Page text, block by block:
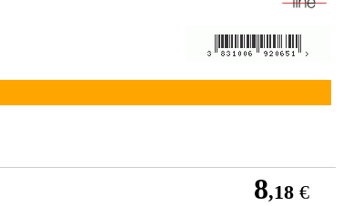
8,18 €